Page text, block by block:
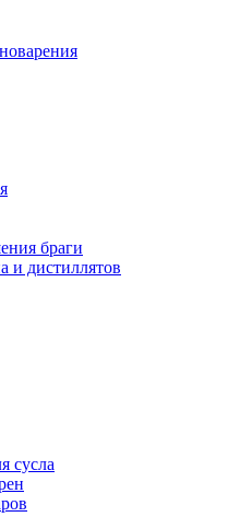
браги
и дистиллятов
сусла